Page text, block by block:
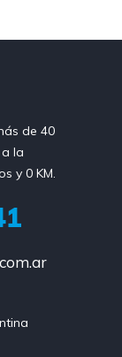
de 40
la
y 0 KM.